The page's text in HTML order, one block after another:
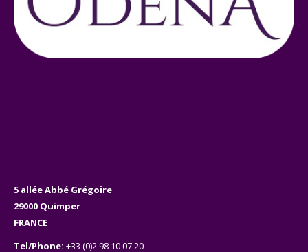
5 allée Abbé Grégoire
29000 Quimper
FRANCE
Tel/Phone: +33 (0)2 98 10 07 20